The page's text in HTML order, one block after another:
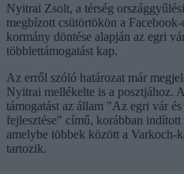
Nyitrai Zsolt, a térség
megbízott csütörtökön a
kormány döntése alapján az egri
többlettámogatást kap.
Az erről szóló határozat már
Nyitrai mellékelte is a posztjához.
támogatást az állam "Az egri vár
fejlesztése" című, korábban indított
amelybe többek között a Varkoch-
tartozik.